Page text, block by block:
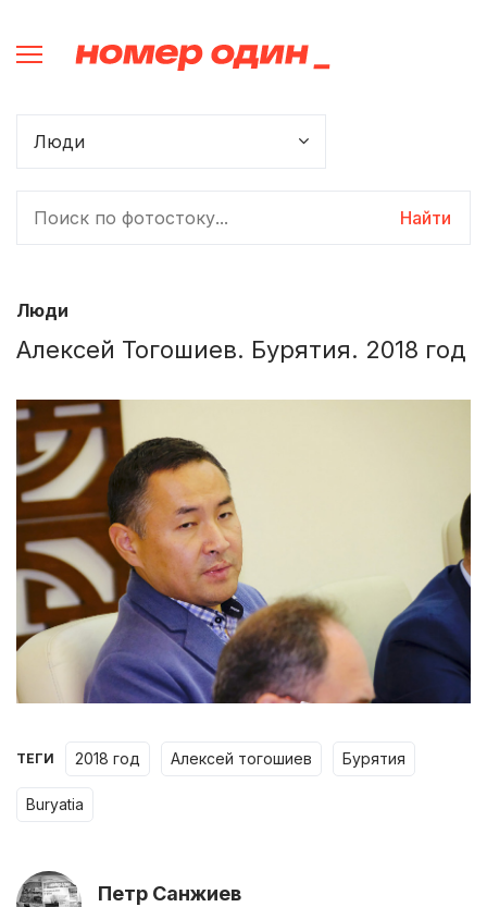
Найти
Люди
Алексей Тогошиев. Бурятия. 2018 год
ТЕГИ 2018 год алексей тогошиев бурятия
buryatia
Петр Санжиев